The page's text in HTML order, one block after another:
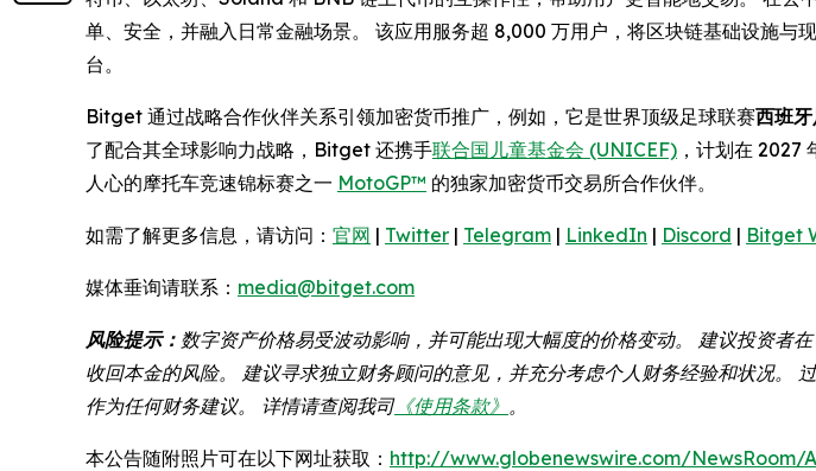
单、安全，并融入日常金融场景。 该应用服务超 8,000 万用户，将区块链基础设施
台。
Bitget 通过战略合作伙伴关系引领加密货币推广，例如，它是世界顶级足球联赛西班
了配合其全球影响力战略，Bitget 还携手联合国儿童基金会 (UNICEF) ，计划在 2027
人心的摩托车竞速锦标赛之一 MotoGP™ 的独家加密货币交易所合作伙伴。
如需了解更多信息，请访问： 官网 | Twitter | Telegram | LinkedIn | Discord | Bitget
媒体垂询请联系： media@bitget.com
风险提示： 数字资产价格易受波动影响，并可能出现大幅度的价格变动。 建议投资者
收回本金的风险。 建议寻求独立财务顾问的意见，并充分考虑个人财务经验和状况
作为任何财务建议。 详情请查阅我司《使用条款》 。
本公告随附照片可在以下网址获取： http://www.globenewswire.com/